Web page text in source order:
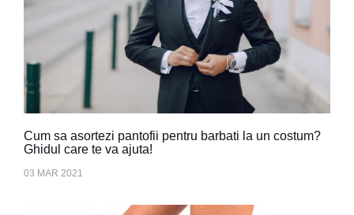
Cum sa asortezi pantofii pentru barbati la un costum?
Ghidul care te va ajuta!
03 MAR 2021